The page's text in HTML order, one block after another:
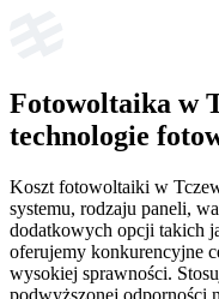
Fotowoltaika w
technologie
Koszt fotowoltaiki w
systemu, rodzaju paneli,
dodatkowych opcji takich
oferujemy konkurencyjne
wysokiej sprawności.
podwyższonej odporności